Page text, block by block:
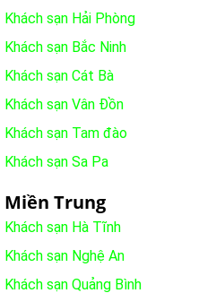
Khách sạn Hải Phòng
Khách sạn Bắc Ninh
Khách sạn Cát Bà
Khách sạn Vân Đồn
Khách sạn Tam đào
Khách sạn Sa Pa
Miền Trung
Khách sạn Hà Tĩnh
Khách sạn Nghệ An
Khách sạn Quảng Bình